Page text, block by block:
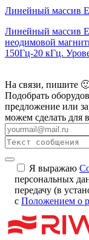
Линейный массив
Линейный массив
неодимовой
150Гц-20 кГц.
На связи, пишите
Подобрать
предложение или
можем сделать для
Я выражаю
персональных
передачу (в
с Положением о